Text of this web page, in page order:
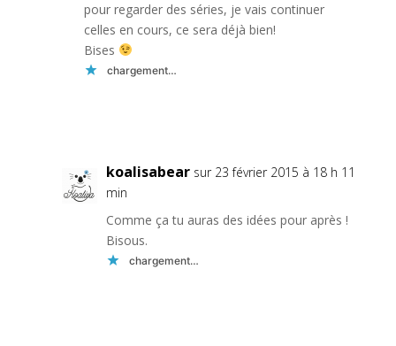
pour regarder des séries, je vais continuer
celles en cours, ce sera déjà bien!
Bises
chargement…
koalisabear sur 23 février 2015 à 18 h 11
min
Comme ça tu auras des idées pour après !
Bisous.
chargement…